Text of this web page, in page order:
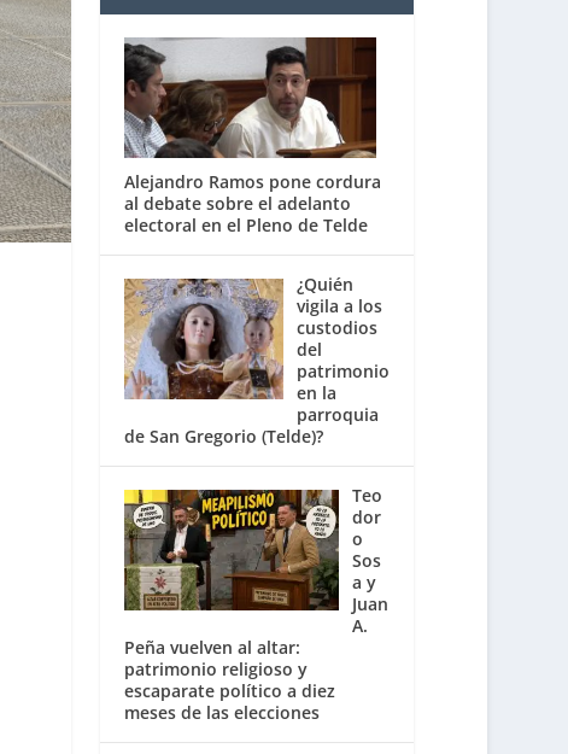
Alejandro Ramos pone cordura
al debate sobre el adelanto
electoral en el Pleno de Telde
¿Quién
vigila a los
custodios
del
patrimonio
en la
parroquia
de San Gregorio (Telde)?
Teo
dor
o
Sos
a y
Juan
A.
Peña vuelven al altar:
patrimonio religioso y
escaparate político a diez
meses de las elecciones